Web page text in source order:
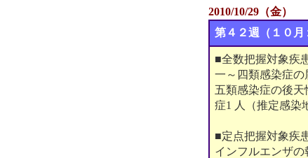
2010/10/29（金）
第４２週（１０月
■全数把握対象疾
一～四類感染症の
五類感染症の後
症1 人（推定感染
■定点把握対象疾
インフルエンザ